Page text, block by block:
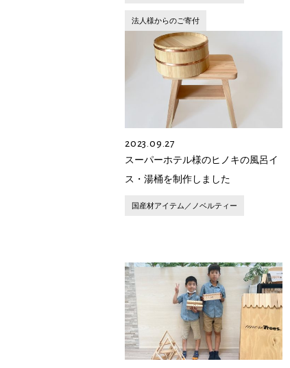
法人様からのご寄付
2023.09.27
スーパーホテル様のヒノキの風呂イ
ス・湯桶を制作しました
国産材アイテム／ノベルティー